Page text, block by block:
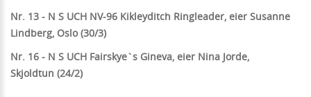
Nr. 13 - N S UCH NV-96 Kikleyditch Ringleader, eier Susanne
Lindberg, Oslo (30/3)
Nr. 16 - N S UCH Fairskye`s Gineva, eier Nina Jorde,
Skjoldtun (24/2)